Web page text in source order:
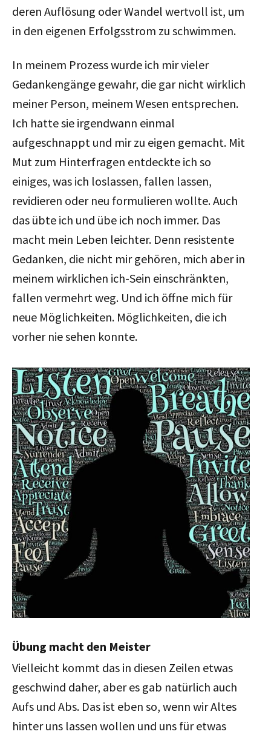
deren Auflösung oder Wandel wertvoll ist, um
in den eigenen Erfolgsstrom zu schwimmen.
In meinem Prozess wurde ich mir vieler
Gedankengänge gewahr, die gar nicht wirklich
meiner Person, meinem Wesen entsprechen.
Ich hatte sie irgendwann einmal
aufgeschnappt und mir zu eigen gemacht. Mit
Mut zum Hinterfragen entdeckte ich so
einiges, was ich loslassen, fallen lassen,
revidieren oder neu formulieren wollte. Auch
das übte ich und übe ich noch immer. Das
macht mein Leben leichter. Denn resistente
Gedanken, die nicht mir gehören, mich aber in
meinem wirklichen ich-Sein einschränkten,
fallen vermehrt weg. Und ich öffne mich für
neue Möglichkeiten. Möglichkeiten, die ich
vorher nie sehen konnte.
Übung macht den Meister
Vielleicht kommt das in diesen Zeilen etwas
geschwind daher, aber es gab natürlich auch
Aufs und Abs. Das ist eben so, wenn wir Altes
hinter uns lassen wollen und uns für etwas